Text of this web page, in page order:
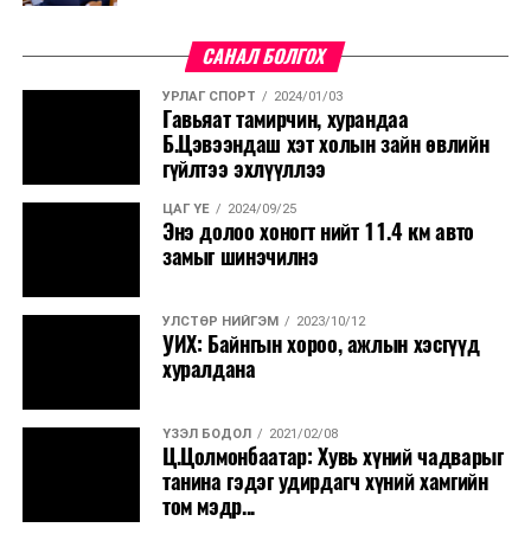
САНАЛ БОЛГОХ
УРЛАГ СПОРТ 2024/01/03
Гавьяат тамирчин, хурандаа
Б.Цэвээндаш хэт холын зайн өвлийн
гүйлтээ эхлүүллээ
ЦАГ ҮЕ 2024/09/25
Энэ долоо хоногт нийт 11.4 км авто
замыг шинэчилнэ
УЛСТӨР НИЙГЭМ 2023/10/12
УИХ: Байнгын хороо, ажлын хэсгүүд
хуралдана
ҮЗЭЛ БОДОЛ 2021/02/08
Ц.Цолмонбаатар: Хувь хүний чадварыг
танина гэдэг удирдагч хүний хамгийн
том мэдр...